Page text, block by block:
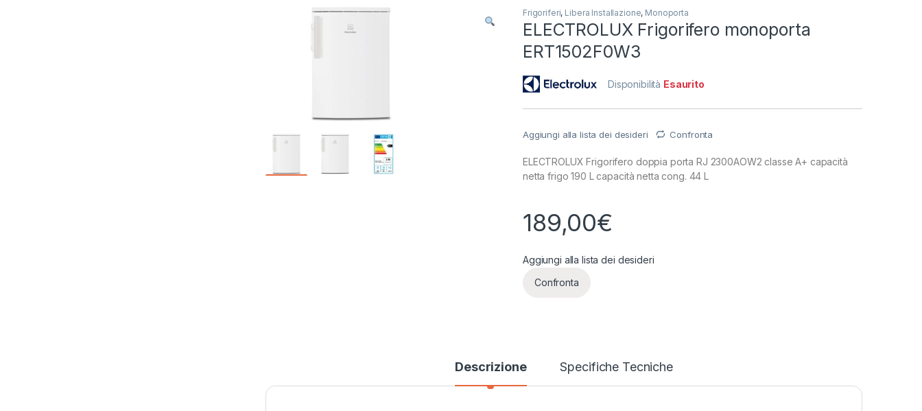
Frigoriferi, Libera Installazione, Monoporta
ELECTROLUX Frigorifero monoporta
ERT1502F0W3
Disponibilità Esaurito
Aggiungi alla lista dei desideri Confronta
ELECTROLUX Frigorifero doppia porta RJ 2300AOW2 classe A+ capacità
netta frigo 190 L capacità netta cong. 44 L
189,00€
Aggiungi alla lista dei desideri
Confronta
Descrizione Specifiche Tecniche